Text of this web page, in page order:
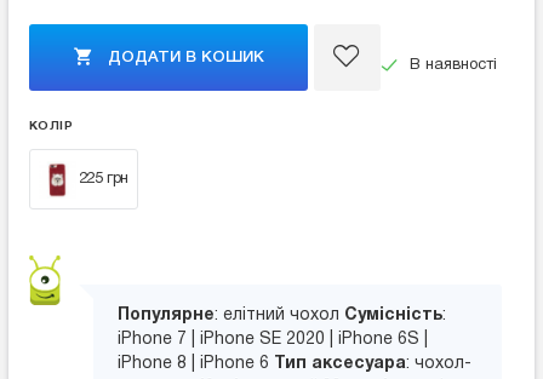
ДОДАТИ В КОШИК
В наявності
КОЛІР
225 грн
Популярне: елітний чохол Сумісність:
iPhone 7 | iPhone SE 2020 | iPhone 6S |
iPhone 8 | iPhone 6
Тип аксесуара: чохол-